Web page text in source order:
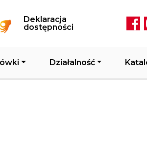
Deklaracja
dostępności
Działalność